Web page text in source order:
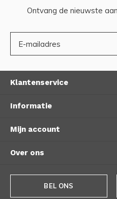
Ontvang de nieuwste
Klantenservice
Informatie
Mijn account
Over ons
BEL ONS